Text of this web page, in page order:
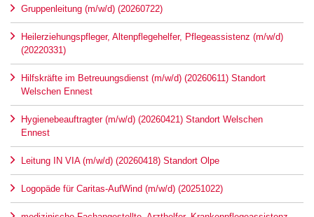
Gruppenleitung (m/w/d) (20260722)
Heilerziehungspfleger, Altenpflegehelfer, Pflegeassistenz (m/w/d)
(20220331)
Hilfskräfte im Betreuungsdienst (m/w/d) (20260611) Standort
Welschen Ennest
Hygienebeauftragter (m/w/d) (20260421) Standort Welschen
Ennest
Leitung IN VIA (m/w/d) (20260418) Standort Olpe
Logopäde für Caritas-AufWind (m/w/d) (20251022)